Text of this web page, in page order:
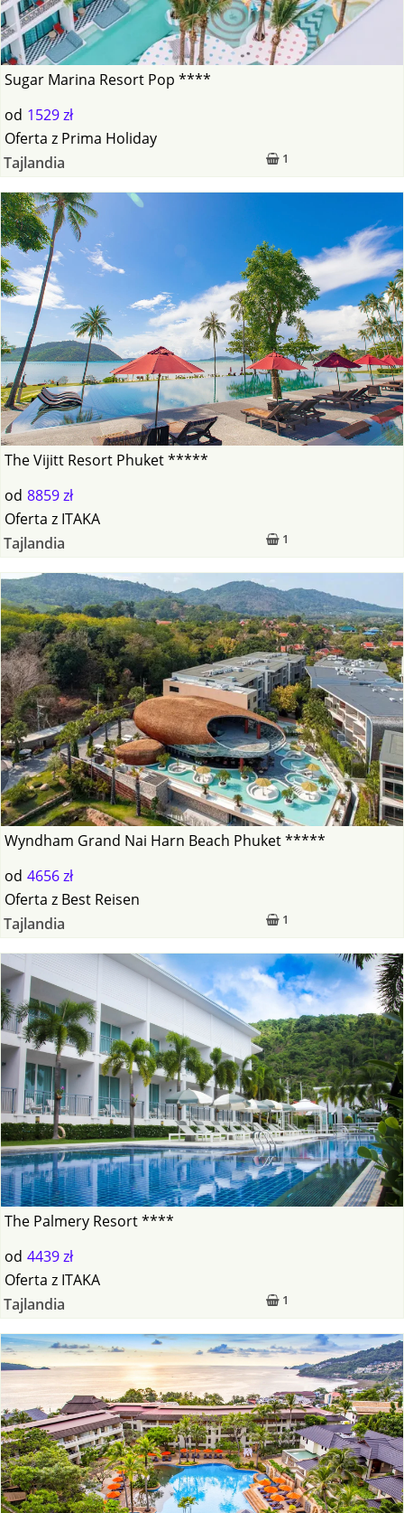
Sugar Marina Resort Pop ****
od 1529 zł
1
Oferta z Prima Holiday
Tajlandia
The Vijitt Resort Phuket *****
od 8859 zł
1
Oferta z ITAKA
Tajlandia
Wyndham Grand Nai Harn Beach Phuket *****
od 4656 zł
1
Oferta z Best Reisen
Tajlandia
The Palmery Resort ****
od 4439 zł
1
Oferta z ITAKA
Tajlandia